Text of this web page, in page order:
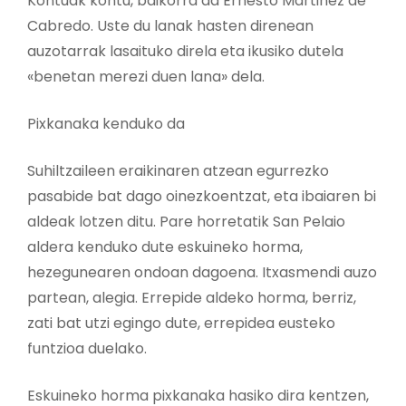
Cabredo. Uste du lanak hasten direnean
auzotarrak lasaituko direla eta ikusiko dutela
«benetan merezi duen lana» dela.
Pixkanaka kenduko da
Suhiltzaileen eraikinaren atzean egurrezko
pasabide bat dago oinezkoentzat, eta ibaiaren bi
aldeak lotzen ditu. Pare horretatik San Pelaio
aldera kenduko dute eskuineko horma,
hezegunearen ondoan dagoena. Itxasmendi auzo
partean, alegia. Errepide aldeko horma, berriz,
zati bat utzi egingo dute, errepidea eusteko
funtzioa duelako.
Eskuineko horma pixkanaka hasiko dira kentzen,